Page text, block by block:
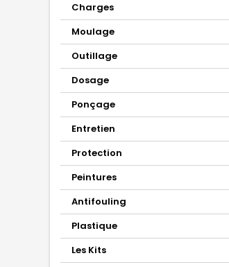
Charges
Moulage
Outillage
Dosage
Ponçage
Entretien
Protection
Peintures
Antifouling
Plastique
Les Kits